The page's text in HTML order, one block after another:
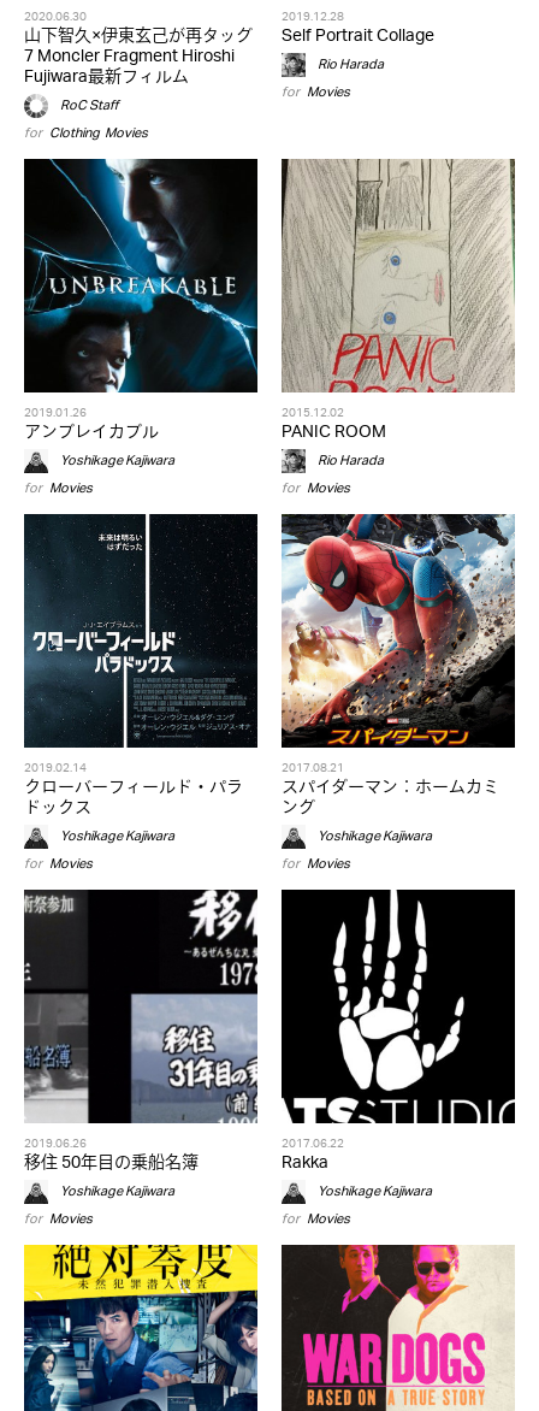
2020.06.30
山下智久×伊東玄己が再タッグ
7 Moncler Fragment Hiroshi
Fujiwara最新フィルム
RoC Staff
for Clothing,Movies
2019.12.28
Self Portrait Collage
Rio Harada
for Movies
2019.01.26
アンブレイカブル
Yoshikage Kajiwara
for Movies
2015.12.02
PANIC ROOM
Rio Harada
for Movies
2019.02.14
クローバーフィールド・パラ
ドックス
Yoshikage Kajiwara
for Movies
2017.08.21
スパイダーマン：ホームカミ
ング
Yoshikage Kajiwara
for Movies
2019.06.26
移住 50年目の乗船名簿
Yoshikage Kajiwara
for Movies
2017.06.22
Rakka
Yoshikage Kajiwara
for Movies